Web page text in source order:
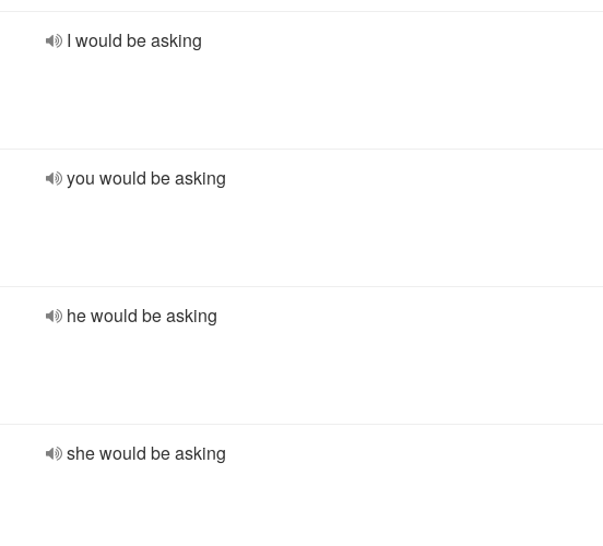
I would be asking
you would be asking
he would be asking
she would be asking